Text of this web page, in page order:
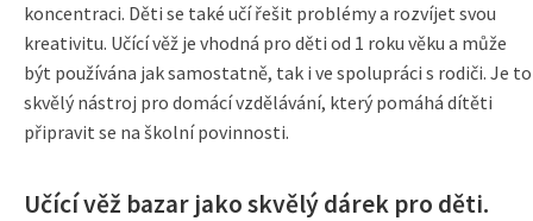
koncentraci. Děti se také učí řešit problémy a rozvíjet svou
kreativitu. Učící věž je vhodná pro děti od 1 roku věku a může
být používána jak samostatně, tak i ve spolupráci s rodiči. Je to
skvělý nástroj pro domácí vzdělávání, který pomáhá dítěti
připravit se na školní povinnosti.
Učící věž bazar jako skvělý dárek pro děti.